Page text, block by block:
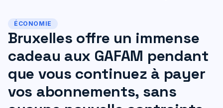
ÉCONOMIE
Bruxelles offre un immense
cadeau aux GAFAM pendant
que vous continuez à payer
vos abonnements, sans